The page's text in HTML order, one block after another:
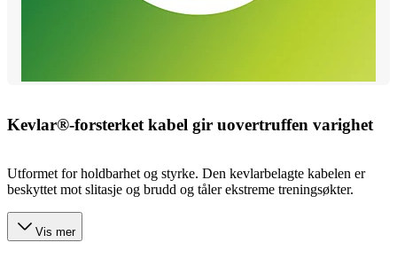
Kevlar®-forsterket kabel gir uovertruffen varighet
Utformet for holdbarhet og styrke. Den kevlarbelagte kabelen er
beskyttet mot slitasje og brudd og tåler ekstreme treningsøkter.
Vis mer